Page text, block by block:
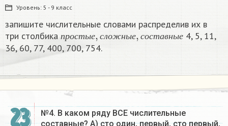
Уровень: 5 - 9 класс
запишите числительные словами распределив их в
три столбика
п р о с т ы е сл ожны е с о ст а вны е
простые, сложны е,составны е
4, 5, 11,
36, 60, 77, 400, 700, 754.
23
№4. В каком ряду ВСЕ числительные
составные? А) сто один, первый, сто первый,